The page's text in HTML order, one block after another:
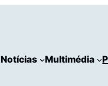
Notícias Multimédia